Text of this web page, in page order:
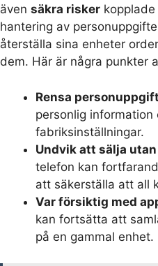
även säkra risker
hantering av
återställa sina enheter
dem. Här är några punkter
Rensa
personlig
fabriksinställningar.
Undvik att sälja
telefon kan
att säkerställa att all
Var försiktig med
kan fortsätta att
på en gammal enhet.